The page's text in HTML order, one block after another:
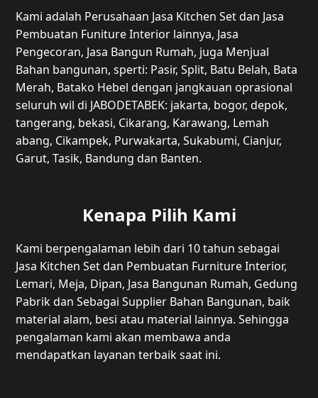
Kami adalah Perusahaan Jasa Kitchen Set dan Jasa
Pembuatan Funiture Interior lainnya, Jasa
Pengecoran, Jasa Bangun Rumah, juga Menjual
Bahan bangunan, sperti: Pasir, Split, Batu Belah, Bata
Merah, Batako Hebel dengan jangkauan oprasional
seluruh wil di JABODETABEK: jakarta, bogor, depok,
tangerang, bekasi, Cikarang, Karawang, Lemah
abang, Cikampek, Purwakarta, Sukabumi, Cianjur,
Garut, Tasik, Bandung dan Banten.
Kenapa Pilih Kami
Kami berpengalaman lebih dari 10 tahun sebagai
Jasa Kitchen Set dan Pembuatan Furniture Interior,
Lemari, Meja, Dipan, Jasa Bangunan Rumah, Gedung
Pabrik dan Sebagai Supplier Bahan Bangunan, baik
material alam, besi atau material lainnya. Sehingga
pengalaman kami akan membawa anda
mendapatkan layanan terbaik saat ini.